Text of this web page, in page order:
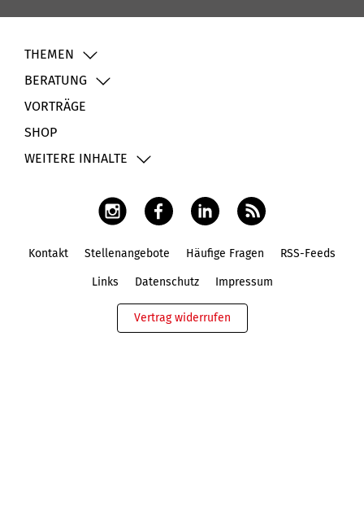
THEMEN
BERATUNG
VORTRÄGE
SHOP
WEITERE INHALTE
Kontakt Stellenangebote Häufige Fragen RSS-Feeds
Links Datenschutz Impressum
Vertrag widerrufen